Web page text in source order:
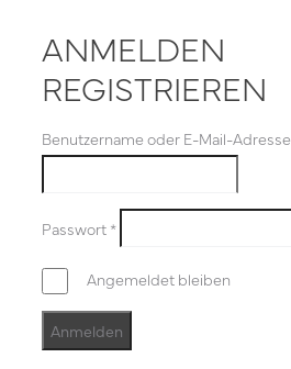
ANMELDEN
REGISTRIEREN
Benutzername oder E-Mail-Adresse
Passwort *
Angemeldet bleiben
Anmelden